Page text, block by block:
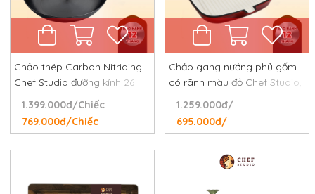
Chảo thép Carbon Nitriding
Chef Studio đường kính 26
cm, chống dính tự nhiên,
chống rỉ, chống xước
1.399.000đ/Chiếc
769.000đ/Chiếc
Chảo gang nướng phủ gốm
có rãnh màu đỏ Chef Studio,
đường kính 24 cm
1.259.000đ/
695.000đ/